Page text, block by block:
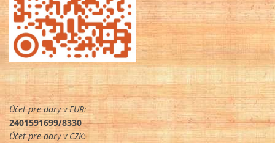
Účet pre dary v EUR:
2401591699/8330
Účet pre dary v CZK: